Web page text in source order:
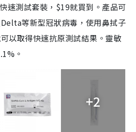
速測試套裝，$19就買到。產品可
等新型冠狀病毒，使用鼻拭子
以取得快速抗原測試結果。靈敏
。
+2